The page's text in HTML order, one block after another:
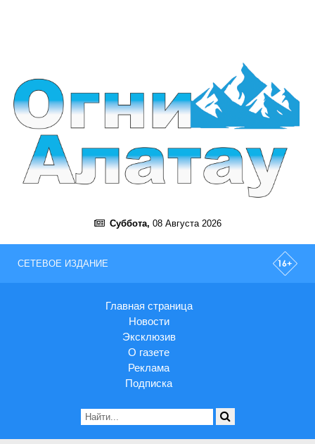
Суббота, 08 Августа 2026
СЕТЕВОЕ ИЗДАНИЕ
Главная страница
Новости
Эксклюзив
О газете
Реклама
Подписка